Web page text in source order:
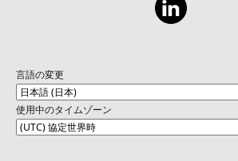
言語の変更
使用中のタイムゾーン